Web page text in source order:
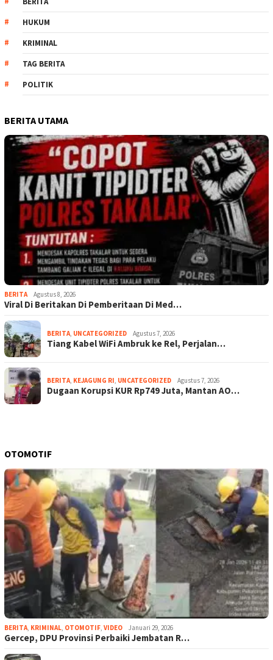
HUKUM
KRIMINAL
TAG BERITA
POLITIK
BERITA UTAMA
BERITA Agustus 8, 2026
Viral Di Beritakan Di Pemberitaan Di Med…
BERITA UNCATEGORIZED Agustus 7, 2026
Tiang Kabel WiFi Ambruk ke Rel, Perjalan…
BERITA KEJAGUNG RI UNCATEGORIZED Agustus 7, 2026
Dugaan Korupsi KUR Rp749 Juta, Mantan AO…
OTOMOTIF
BERITA KRIMINAL OTOMOTIF VIDEO Januari 29, 2026
Gercep, DPU Provinsi Perbaiki Jembatan R…